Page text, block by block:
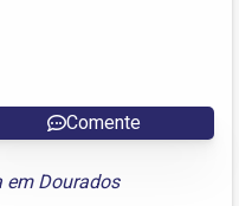
Comente
em Dourados